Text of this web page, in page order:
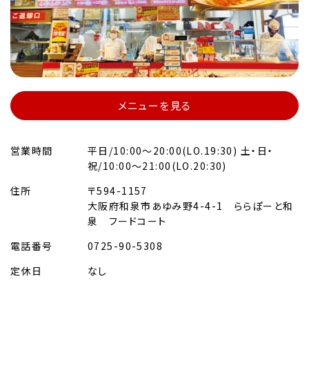
メニューを見る
営業時間
平日/10:00～20:00(LO.19:30) 土・日・
祝/10:00～21:00(LO.20:30)
住所
〒594-1157
大阪府和泉市あゆみ野4-4-1 ららぽーと和
泉 フードコート
電話番号
0725-90-5308
定休日
なし